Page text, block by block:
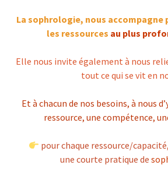
La sophrologie, nous accompagne
les ressources au plus
Elle nous invite également à nous
tout ce qui se vit en
Et à chacun de nos besoins, à nous
ressource, une compétence,
pour chaque ressource/
une courte pratique de